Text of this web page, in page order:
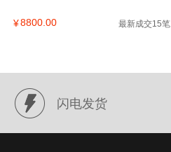
¥8800.00 最新成交15笔
闪电发货